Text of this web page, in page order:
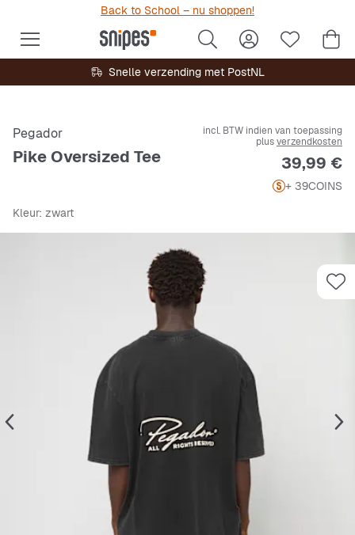
Back to School – nu shoppen!
Snelle verzending met PostNL
Pegador
Pike Oversized Tee
incl. BTW indien van toepassing
plusverzendkosten
Prijs
39,99 €
+ 39COINS
Kleur: zwart